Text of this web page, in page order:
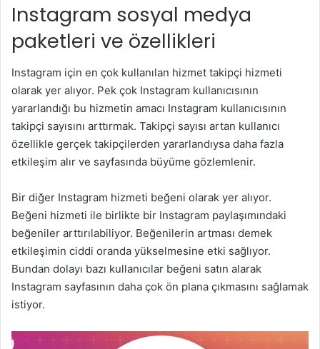
Instagram sosyal medya
paketleri ve özellikleri
Instagram için en çok kullanılan hizmet takipçi hizmeti
olarak yer alıyor. Pek çok Instagram kullanıcısının
yararlandığı bu hizmetin amacı Instagram kullanıcısının
takipçi sayısını arttırmak. Takipçi sayısı artan kullanıcı
özellikle gerçek takipçilerden yararlandıysa daha fazla
etkileşim alır ve sayfasında büyüme gözlemlenir.
Bir diğer Instagram hizmeti beğeni olarak yer alıyor.
Beğeni hizmeti ile birlikte bir Instagram paylaşımındaki
beğeniler arttırılabiliyor. Beğenilerin artması demek
etkileşimin ciddi oranda yükselmesine etki sağlıyor.
Bundan dolayı bazı kullanıcılar beğeni satın alarak
Instagram sayfasının daha çok ön plana çıkmasını sağlamak
istiyor.